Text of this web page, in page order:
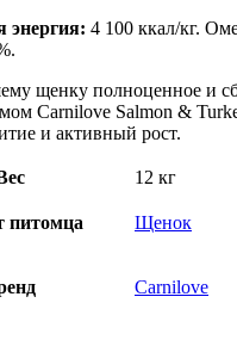
энергия: 4 100 ккал/кг.
щенку полноценное и
Carnilove Salmon &
и активный рост.
12 кг
питомца Щенок
Сarnilove